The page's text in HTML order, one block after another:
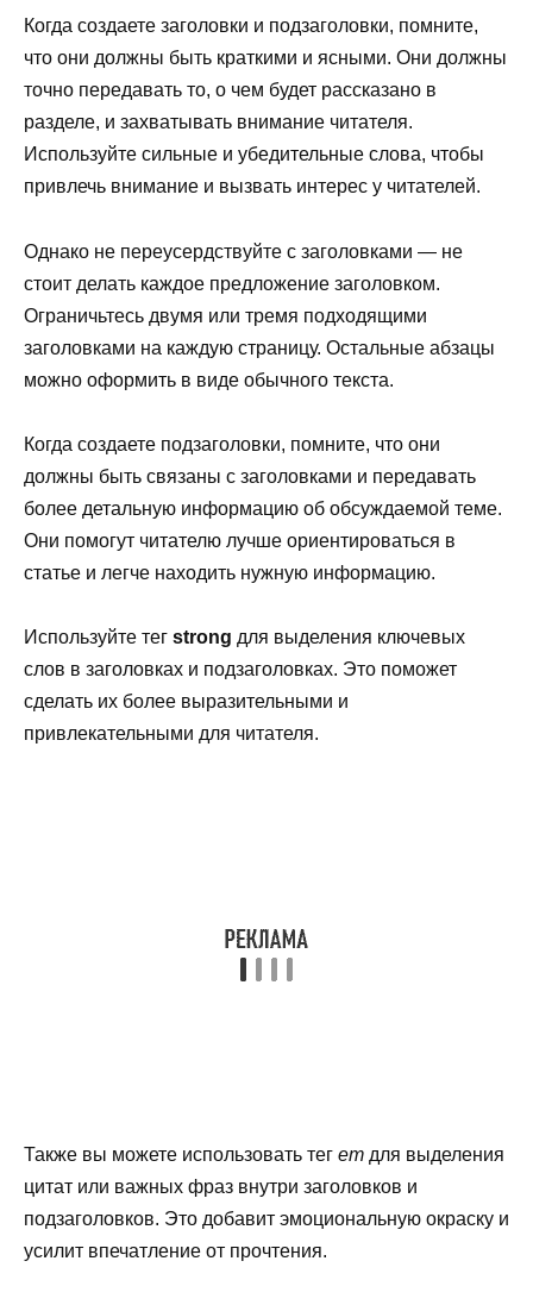
Когда создаете заголовки и подзаголовки, помните,
что они должны быть краткими и ясными. Они должны
точно передавать то, о чем будет рассказано в
разделе, и захватывать внимание читателя.
Используйте сильные и убедительные слова, чтобы
привлечь внимание и вызвать интерес у читателей.
Однако не переусердствуйте с заголовками — не
стоит делать каждое предложение заголовком.
Ограничьтесь двумя или тремя подходящими
заголовками на каждую страницу. Остальные абзацы
можно оформить в виде обычного текста.
Когда создаете подзаголовки, помните, что они
должны быть связаны с заголовками и передавать
более детальную информацию об обсуждаемой теме.
Они помогут читателю лучше ориентироваться в
статье и легче находить нужную информацию.
Используйте тег strong для выделения ключевых
слов в заголовках и подзаголовках. Это поможет
сделать их более выразительными и
привлекательными для читателя.
Также вы можете использовать тег em для выделения
цитат или важных фраз внутри заголовков и
подзаголовков. Это добавит эмоциональную окраску и
усилит впечатление от прочтения.